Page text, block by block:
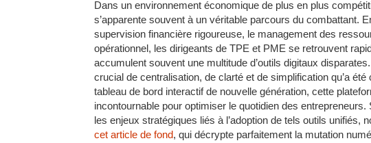
Dans un environnement économique de plus en plus
s’apparente souvent à un véritable parcours du combattant.
supervision financière rigoureuse, le management des
opérationnel, les dirigeants de TPE et PME se retrouvent
accumulent souvent une multitude d’outils digitaux
crucial de centralisation, de clarté et de simplification qu’a
tableau de bord interactif de nouvelle génération, cette
incontournable pour optimiser le quotidien des
les enjeux stratégiques liés à l’adoption de tels outils
cet article de fond, qui décrypte parfaitement la mutation